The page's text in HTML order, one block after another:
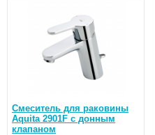
Смеситель для раковины
Aquita 2901F c донным
клапаном